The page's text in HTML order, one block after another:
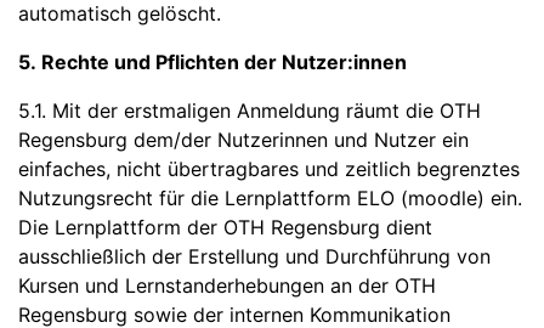
automatisch gelöscht.
5. Rechte und Pflichten der Nutzer:innen
5.1. Mit der erstmaligen Anmeldung räumt die OTH
Regensburg dem/der Nutzerinnen und Nutzer ein
einfaches, nicht übertragbares und zeitlich begrenztes
Nutzungsrecht für die Lernplattform ELO (moodle) ein.
Die Lernplattform der OTH Regensburg dient
ausschließlich der Erstellung und Durchführung von
Kursen und Lernstanderhebungen an der OTH
Regensburg sowie der internen Kommunikation